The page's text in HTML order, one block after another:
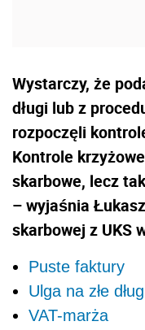
Wystarczy, że
długi lub z
rozpoczęli
Kontrole
skarbowe, lecz
– wyjaśnia
skarbowej z UKS
Puste faktury
Ulga na złe
VAT-marża